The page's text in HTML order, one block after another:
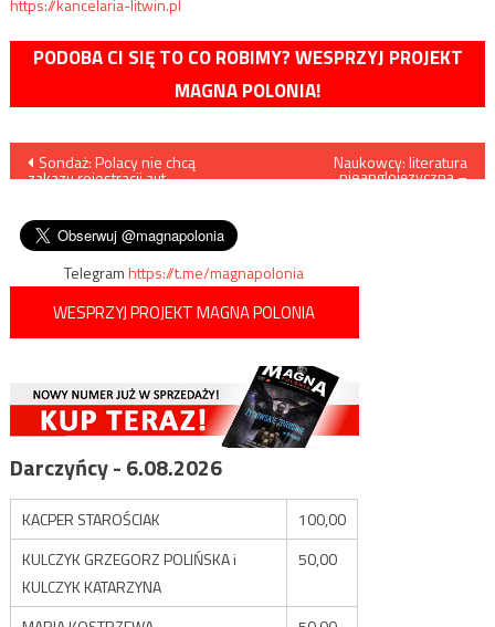
https://kancelaria-litwin.pl
PODOBA CI SIĘ TO CO ROBIMY? WESPRZYJ PROJEKT
MAGNA POLONIA!
Nawigacja
Sondaż: Polacy nie chcą
zakazu rejestracji aut
Naukowcy: literatura
nieanglojęzyczna –
Telegramhttps://t.me/magnapolonia
WESPRZYJ PROJEKT MAGNA POLONIA
Darczyńcy - 6.08.2026
KACPER STAROŚCIAK
100,00
KULCZYK GRZEGORZ POLIŃSKA i
KULCZYK KATARZYNA
50,00